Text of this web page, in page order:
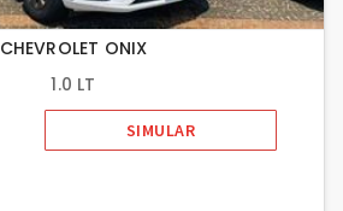
CHEVROLET ONIX
1.0 LT
SIMULAR